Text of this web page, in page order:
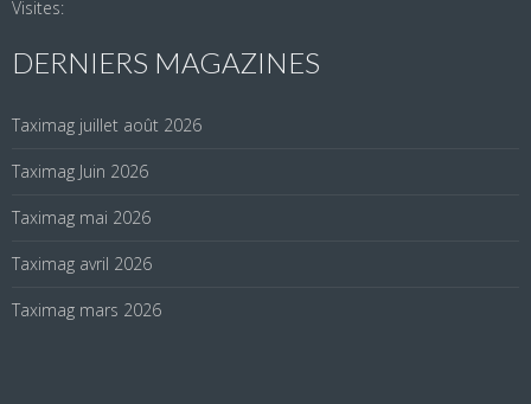
Visites:
DERNIERS MAGAZINES
Taximag juillet août 2026
Taximag Juin 2026
Taximag mai 2026
Taximag avril 2026
Taximag mars 2026